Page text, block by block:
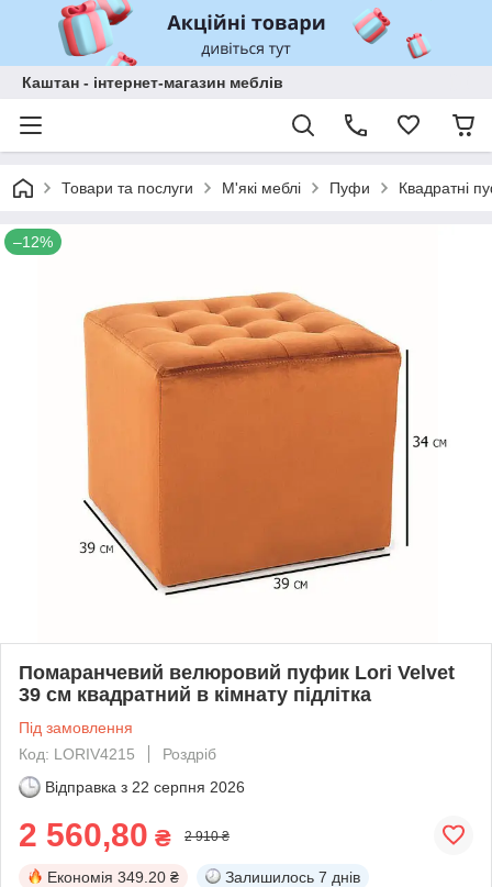
Каштан - інтернет-магазин меблів
Товари та послуги М'які меблі Пуфи Квадратні
–12%
Помаранчевий велюровий пуфик Lori Velvet
39 см квадратний в кімнату підлітка
Під замовлення
Код: LORIV4215
Роздріб
Відправка з 22 серпня 2026
2 560,80 ₴ 2 910 ₴
Економія 349.20 ₴ Залишилось 7 днів